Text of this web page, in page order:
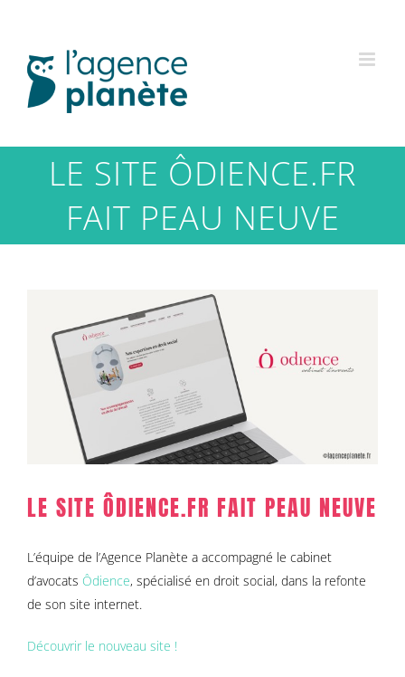
contenu
LE SITE ÔDIENCE.FR
FAIT PEAU NEUVE
agrandie
LE SITE ÔDIENCE.FR FAIT PEAU NEUVE
L’équipe de l’Agence Planète a accompagné le cabinet
d’avocats Ôdience, spécialisé en droit social, dans la refonte
de son site internet.
Découvrir le nouveau site !